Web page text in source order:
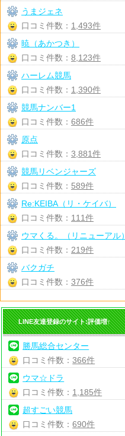
うまジェネ
口コミ件数： 1,493件
暁（あかつき）
口コミ件数： 8,123件
ハーレム競馬
口コミ件数： 1,390件
競馬ナンバー1
口コミ件数： 686件
原点
口コミ件数： 3,881件
競馬リベンジャーズ
口コミ件数： 589件
Re:KEIBA（リ・ケイバ）
口コミ件数： 111件
ウマくる。（リニューアル）
口コミ件数： 219件
バクガチ
口コミ件数： 376件
LINE友達登録のサイト:評価増↑
勝馬総合センター
口コミ件数：366件
ウマ☆ドラ
口コミ件数： 1,185件
超すごい競馬
口コミ件数：690件